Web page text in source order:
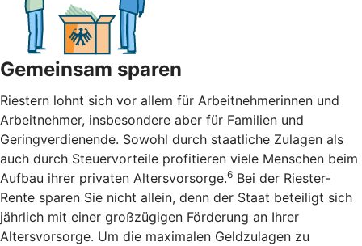
Gemeinsam sparen
Riestern lohnt sich vor allem für Arbeitnehmerinnen und
Arbeitnehmer, insbesondere aber für Familien und
Geringverdienende. Sowohl durch staatliche Zulagen als
auch durch Steuervorteile profitieren viele Menschen beim
Aufbau ihrer privaten Altersvorsorge.6 Bei der Riester-
Rente sparen Sie nicht allein, denn der Staat beteiligt sich
jährlich mit einer großzügigen Förderung an Ihrer
Altersvorsorge. Um die maximalen Geldzulagen zu